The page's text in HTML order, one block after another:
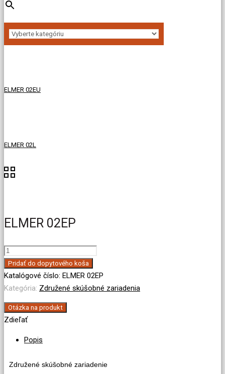
ELMER 02EU
ELMER 02L
ELMER 02EP
množstvo
ELMER
02EP
Pridať do dopytového koša
Katalógové číslo: ELMER 02EP
Kategória: Združené skúšobné zariadenia
Otázka na produkt
Zdieľať
Popis
Združené skúšobné zariadenie